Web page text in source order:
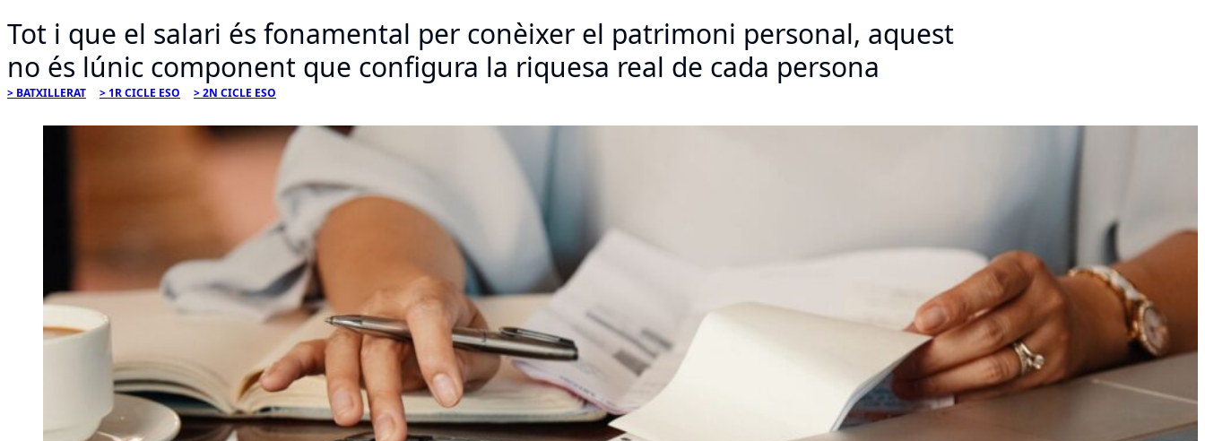
Tot i que el salari és fonamental per conèixer el patrimoni personal, aquest
no és lúnic component que configura la riquesa real de cada persona
BATXILLERAT 1R CICLE ESO 2N CICLE ESO